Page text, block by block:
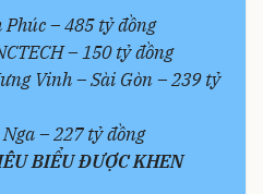
– 485 tỷ đồng
– 150 tỷ đồng
Vinh – Sài Gòn – 239 tỷ
– 227 tỷ đồng
BIỂU ĐƯỢC KHEN